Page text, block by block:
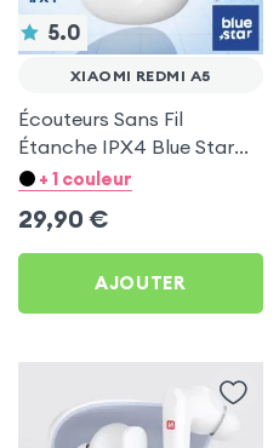
5.0
XIAOMI REDMI A5
Écouteurs Sans Fil
Étanche IPX4 Blue Star
Blanc pour Xiaomi Redmi
+ 1 couleur
29,90 €
AJOUTER